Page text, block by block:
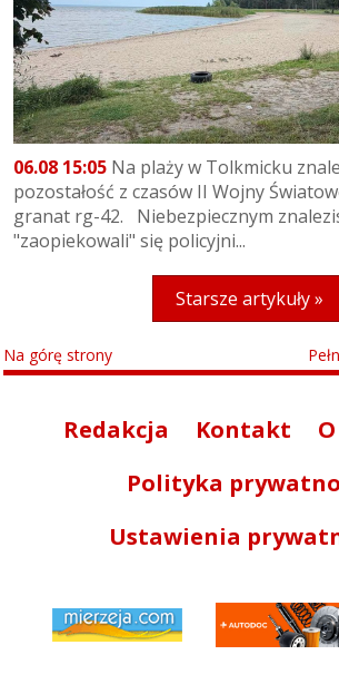
06.08 15:05 Na plaży w Tolkmicku
pozostałość z czasów II Wojny
granat rg-42. Niebezpiecznym
"zaopiekowali" się policyjni...
Starsze artykuły »
Na górę strony
Redakcja Kontakt
Polityka
Ustawienia